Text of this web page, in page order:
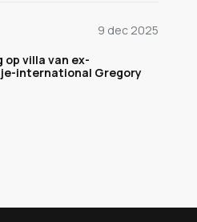
9 dec 2025
op villa van ex-
international Gregory